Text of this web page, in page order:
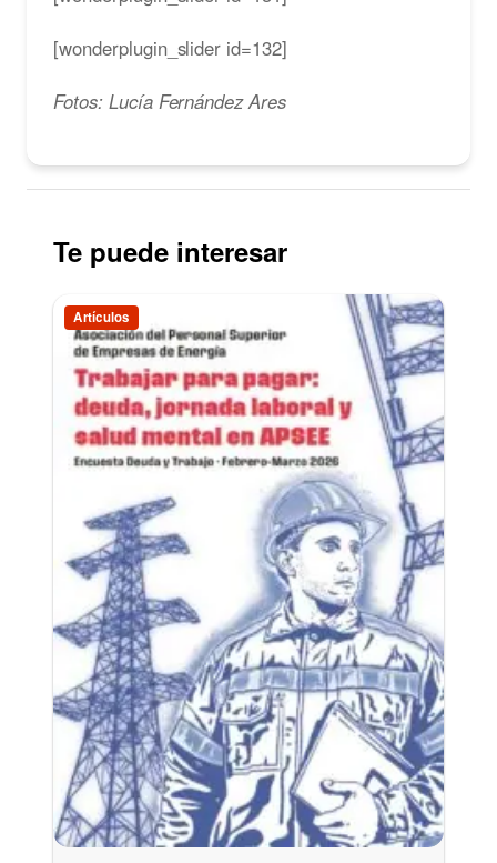
[wonderplugin_slider id=132]
Fotos: Lucía Fernández Ares
Te puede interesar
Artículos